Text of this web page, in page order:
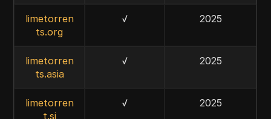
limetorren
ts.org
√ 2025
limetorren
ts.asia
√ 2025
limetorren
t.si
√ 2025